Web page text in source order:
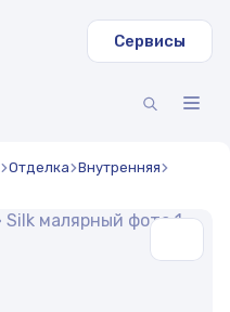
Сервисы
Отделка Внутренняя